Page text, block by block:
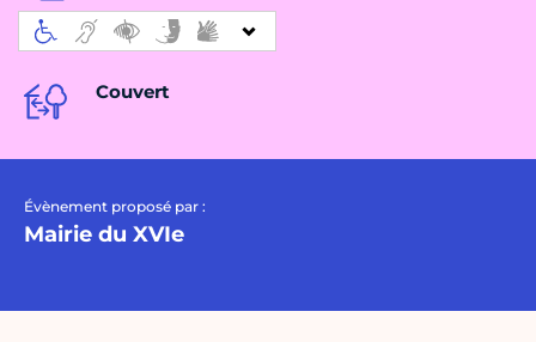
Couvert
Évènement proposé par :
Mairie du XVIe